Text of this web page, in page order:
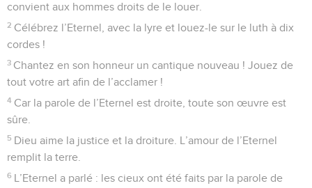
convient aux hommes droits de le louer.
2 Célébrez l’Eternel, avec la lyre et louez-le sur le luth à dix
cordes !
3 Chantez en son honneur un cantique nouveau ! Jouez de
tout votre art afin de l’acclamer !
4 Car la parole de l’Eternel est droite, toute son œuvre est
sûre.
5 Dieu aime la justice et la droiture. L’amour de l’Eternel
remplit la terre.
6 L’Eternel a parlé : les cieux ont été faits par la parole de